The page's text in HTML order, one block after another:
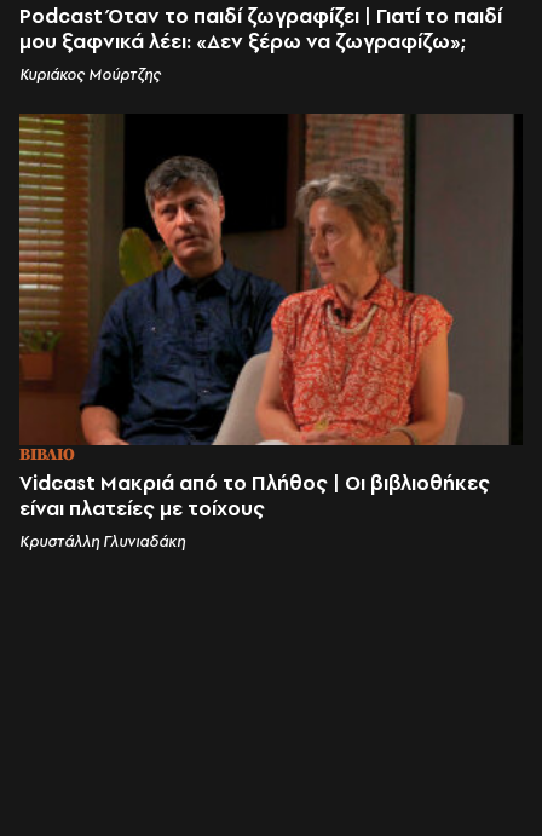
Podcast Όταν το παιδί ζωγραφίζει | Γιατί το παιδί
μου ξαφνικά λέει: «Δεν ξέρω να ζωγραφίζω»;
Κυριάκος Μούρτζης
ΒΙΒΛΙΟ
Vidcast Μακριά από το Πλήθος | Οι βιβλιοθήκες
είναι πλατείες με τοίχους
Κρυστάλλη Γλυνιαδάκη